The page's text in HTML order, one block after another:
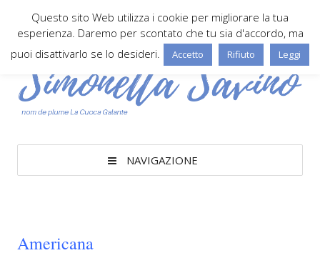
NAVIGAZIONE
Americana
Questo sito Web utilizza i cookie per migliorare la tua
esperienza. Daremo per scontato che tu sia d'accordo, ma
puoi disattivarlo se lo desideri.
Accetto Rifiuto Leggi